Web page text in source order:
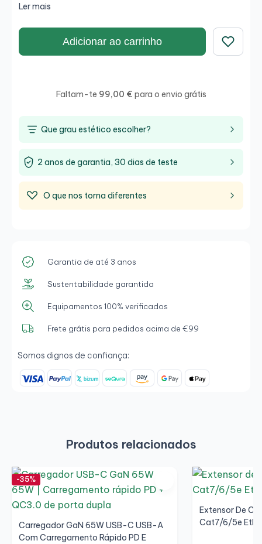
vídeo de alta qualidade em
garantem uma conexão estável e duradoura.
Ler mais
Adicionar ao carrinho
Faltam-te 99,00 € para o envio grátis
Que grau estético escolher?
2 anos de garantia, 30 dias de teste
O que nos torna diferentes
Garantia de até 3 anos
Sustentabilidade garantida
Equipamentos 100% verificados
Frete grátis para pedidos acima de €99
Somos dignos de confiança:
Produtos relacionados
-35%
Carregador GaN 65W USB-C USB-A
Com Carregamento Rápido PD E
Extensor De
Cat7/6/5e